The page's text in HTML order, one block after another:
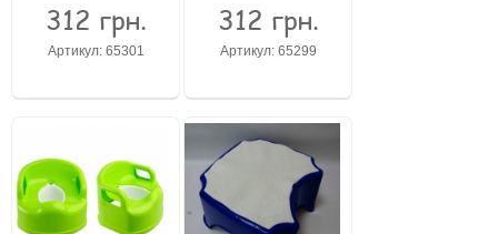
312 грн.
Артикул: 65301
312 грн.
Артикул: 65299